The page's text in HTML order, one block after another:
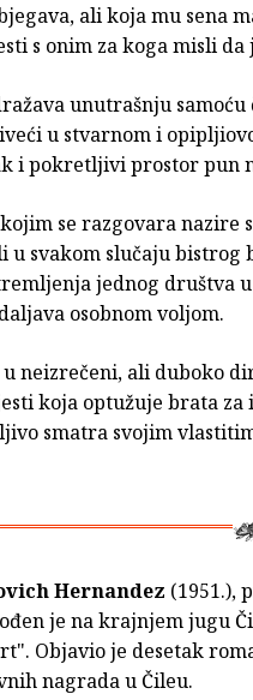
ali koja mu sena
s onim za koga misli da
unutrašnju
u stvarnom i
i pokretljivi prostor pun
se razgovara nazire
u svakom slučaju bistrog
jednog društva
osobnom voljom.
neizrečeni, ali duboko
koja optužuje brata
smatra svojim
Hernandez (1951.),
je na krajnjem jugu
Objavio je desetak
nagrada u Čileu.